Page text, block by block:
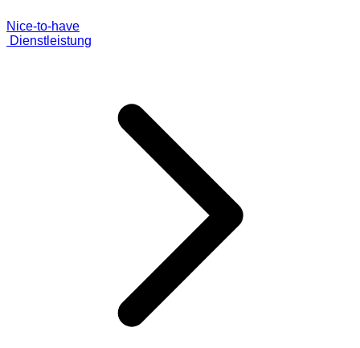
Nice-to-have
Dienstleistung